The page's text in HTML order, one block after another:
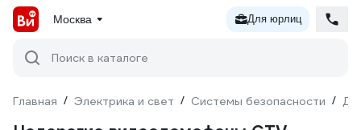
Москва Для юрлиц
Поиск в каталоге
Главная / Электрика и свет / Системы безопасности /